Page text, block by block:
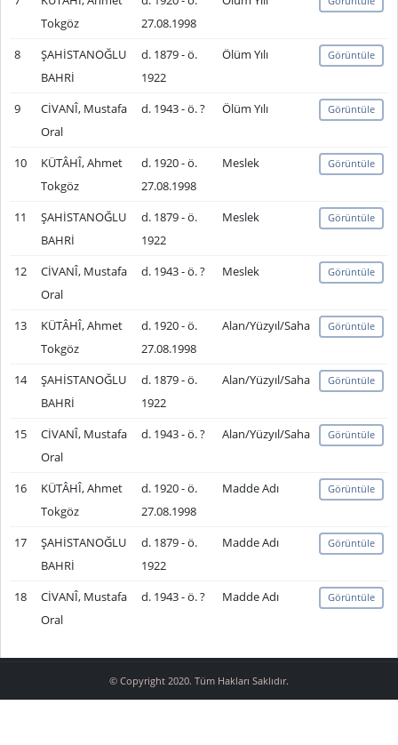
Tokgöz
27.08.1998
8
ŞAHİSTANOĞLU
BAHRİ
d. 1879 - ö.
1922
Ölüm Yılı Görüntüle
9
CİVANÎ, Mustafa
Oral
d. 1943 - ö. ? Ölüm Yılı Görüntüle
10
KÜTÂHÎ, Ahmet
Tokgöz
d. 1920 - ö.
27.08.1998
Meslek Görüntüle
11
ŞAHİSTANOĞLU
BAHRİ
d. 1879 - ö.
1922
Meslek Görüntüle
12
CİVANÎ, Mustafa
Oral
d. 1943 - ö. ? Meslek Görüntüle
13
KÜTÂHÎ, Ahmet
Tokgöz
d. 1920 - ö.
27.08.1998
Alan/Yüzyıl/Saha Görüntüle
14
ŞAHİSTANOĞLU
BAHRİ
d. 1879 - ö.
1922
Alan/Yüzyıl/Saha Görüntüle
15
CİVANÎ, Mustafa
Oral
d. 1943 - ö. ? Alan/Yüzyıl/Saha Görüntüle
16
KÜTÂHÎ, Ahmet
Tokgöz
d. 1920 - ö.
27.08.1998
Madde Adı Görüntüle
17
ŞAHİSTANOĞLU
BAHRİ
d. 1879 - ö.
1922
Madde Adı Görüntüle
18
CİVANÎ, Mustafa
Oral
d. 1943 - ö. ? Madde Adı Görüntüle
© Copyright 2020. Tüm Hakları Saklıdır.